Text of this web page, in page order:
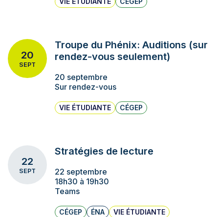
20
SEPT
Troupe du Phénix: Auditions (sur
rendez-vous seulement)
20 septembre
Sur rendez-vous
VIE ÉTUDIANTE CÉGEP
22
SEPT
Stratégies de lecture
22 septembre
18h30 à 19h30
Teams
CÉGEP ÉNA VIE ÉTUDIANTE